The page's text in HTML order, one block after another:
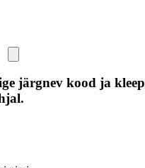
järgnev kood ja